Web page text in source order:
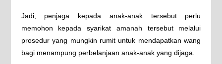
Jadi, penjaga kepada anak-anak tersebut perlu
memohon kepada syarikat amanah tersebut melalui
prosedur yang mungkin rumit untuk mendapatkan wang
bagi menampung perbelanjaan anak-anak yang dijaga.